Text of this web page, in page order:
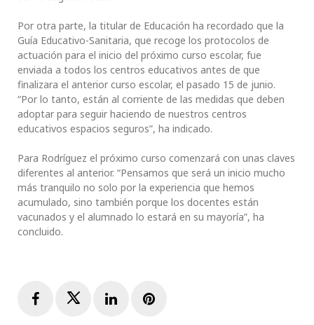
Por otra parte, la titular de Educación ha recordado que la
Guía Educativo-Sanitaria, que recoge los protocolos de
actuación para el inicio del próximo curso escolar, fue
enviada a todos los centros educativos antes de que
finalizara el anterior curso escolar, el pasado 15 de junio.
“Por lo tanto, están al corriente de las medidas que deben
adoptar para seguir haciendo de nuestros centros
educativos espacios seguros”, ha indicado.
Para Rodríguez el próximo curso comenzará con unas claves
diferentes al anterior. “Pensamos que será un inicio mucho
más tranquilo no solo por la experiencia que hemos
acumulado, sino también porque los docentes están
vacunados y el alumnado lo estará en su mayoría”, ha
concluido.
FacebookTwitterLinkedInPinterest